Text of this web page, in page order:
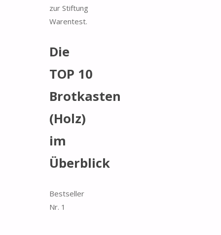
zur Stiftung
Warentest.
Die
TOP 10
Brotkasten
(Holz)
im
Überblick
Bestseller
Nr. 1